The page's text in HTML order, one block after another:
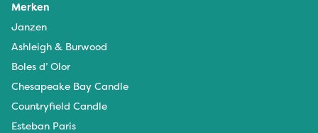
Merken
Janzen
Ashleigh & Burwood
Boles d’ Olor
Chesapeake Bay Candle
Countryfield Candle
Esteban Paris